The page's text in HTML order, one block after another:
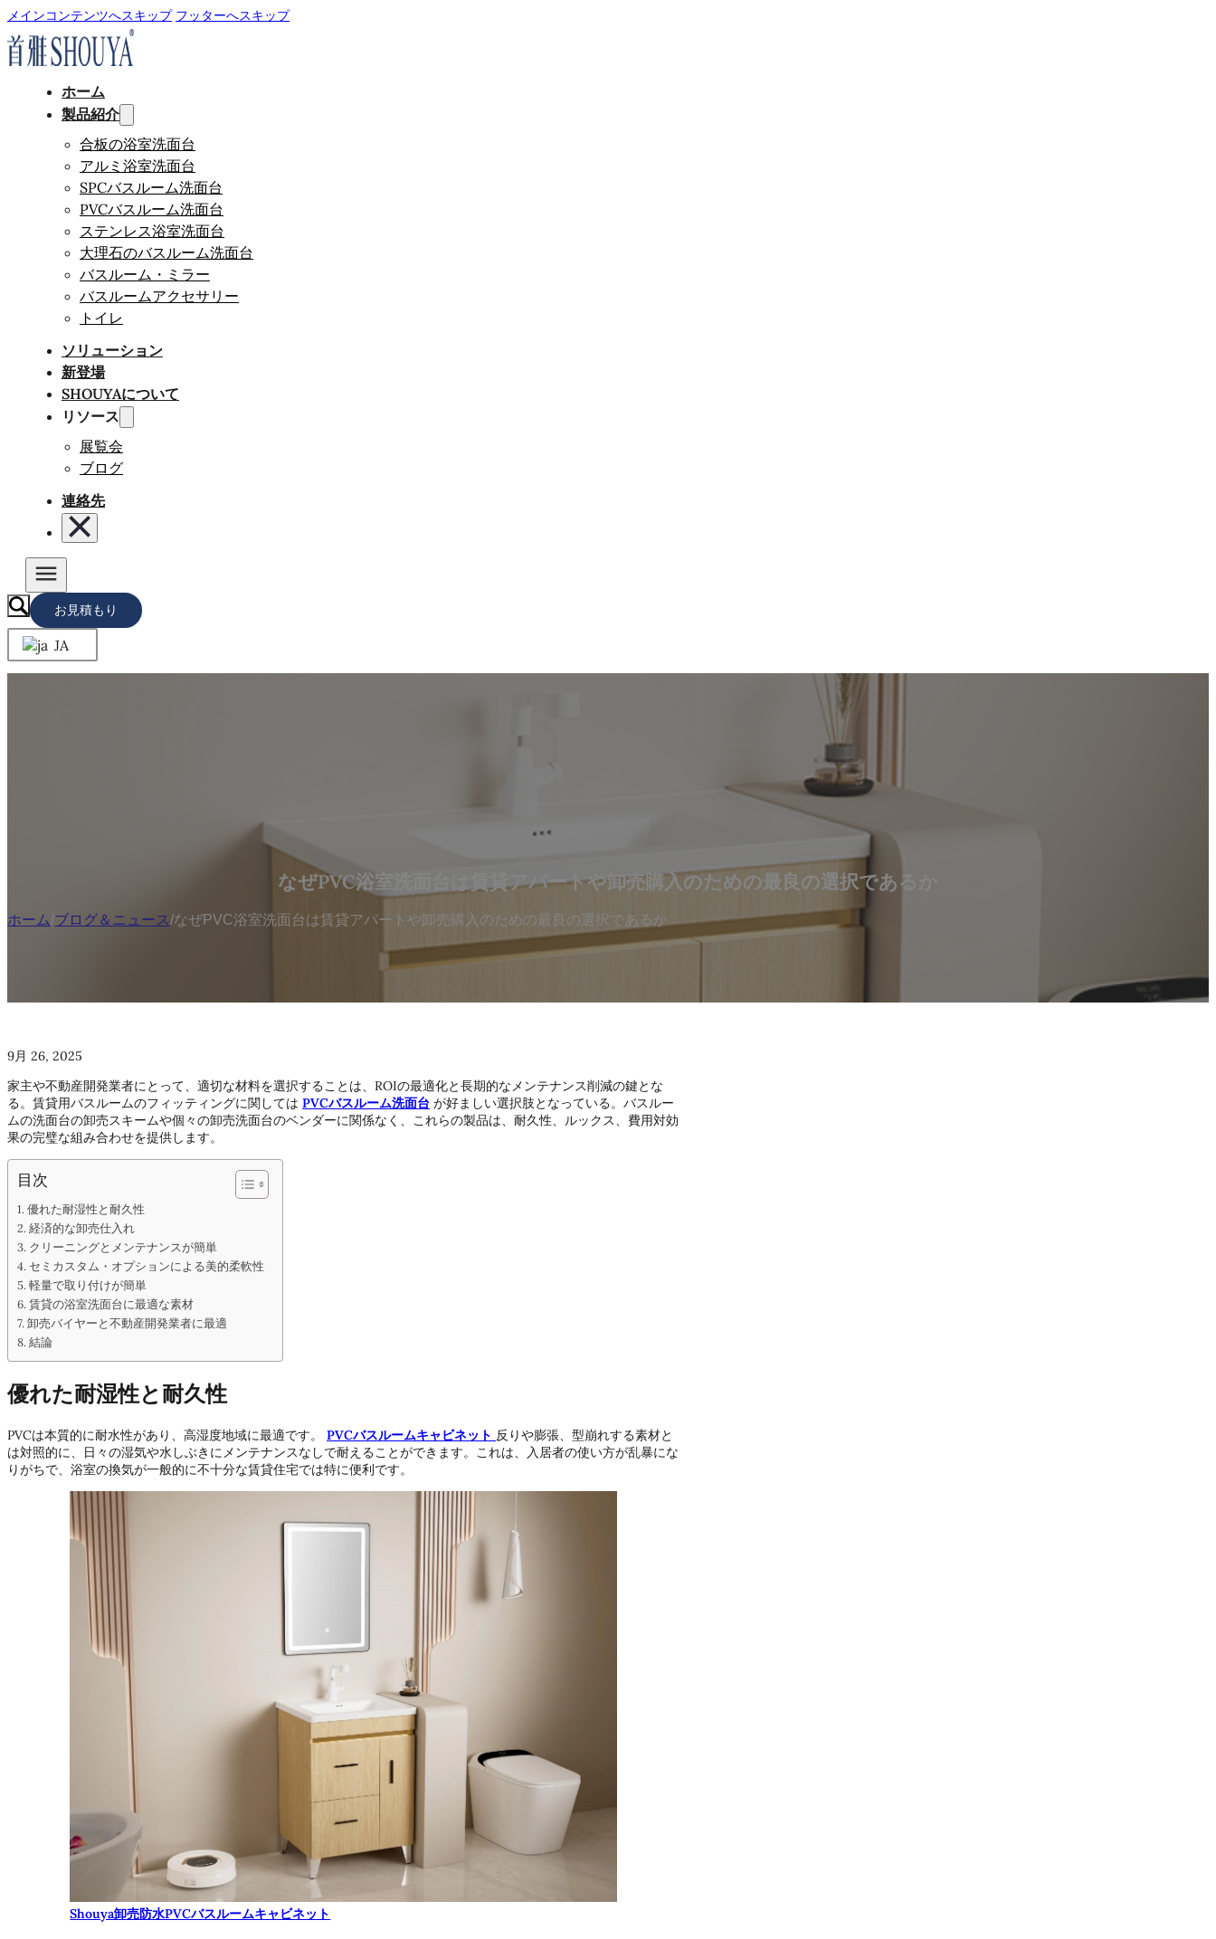
メインコンテンツへスキップ フッターへスキップ
ホーム
製品紹介
合板の浴室洗面台
アルミ浴室洗面台
SPCバスルーム洗面台
PVCバスルーム洗面台
ステンレス浴室洗面台
大理石のバスルーム洗面台
バスルーム・ミラー
バスルームアクセサリー
トイレ
ソリューション
新登場
SHOUYAについて
リソース
展覧会
ブログ
連絡先
お見積もり
JA
なぜPVC浴室洗面台は賃貸アパートや卸売購入のための最良の選択であるか
ホーム/ブログ＆ニュース/なぜPVC浴室洗面台は賃貸アパートや卸売購入のための最良の選択であるか
9月 26, 2025
家主や不動産開発業者にとって、適切な材料を選択することは、ROIの最適化と長期的なメンテナンス削減の鍵とな
る。賃貸用バスルームのフィッティングに関しては PVCバスルーム洗面台 が好ましい選択肢となっている。バスルー
ムの洗面台の卸売スキームや個々の卸売洗面台のベンダーに関係なく、これらの製品は、耐久性、ルックス、費用対効
果の完璧な組み合わせを提供します。
目次
優れた耐湿性と耐久性
経済的な卸売仕入れ
クリーニングとメンテナンスが簡単
セミカスタム・オプションによる美的柔軟性
軽量で取り付けが簡単
賃貸の浴室洗面台に最適な素材
卸売バイヤーと不動産開発業者に最適
結論
優れた耐湿性と耐久性
PVCは本質的に耐水性があり、高湿度地域に最適です。 PVCバスルームキャビネット 反りや膨張、型崩れする素材と
は対照的に、日々の湿気や水しぶきにメンテナンスなしで耐えることができます。これは、入居者の使い方が乱暴にな
りがちで、浴室の換気が一般的に不十分な賃貸住宅では特に便利です。
Shouya卸売防水PVCバスルームキャビネット